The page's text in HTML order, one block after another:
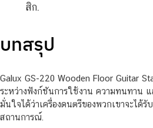
สิก.
บทสรุป
Galux GS-220 Wooden Floor Guitar
ระหว่างฟังก์ชันการใช้งาน ความทนทาน
มั่นใจได้ว่าเครื่องดนตรีของพวกเขาจะได้
สถานการณ์.